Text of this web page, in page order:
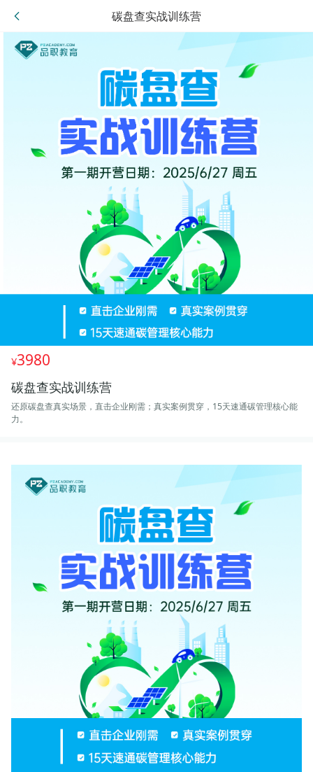
碳盘查实战训练营
3980
碳盘查实战训练营
还原碳盘查真实场景，直击企业刚需；真实案例贯穿，15天速通碳管理核心能
力。